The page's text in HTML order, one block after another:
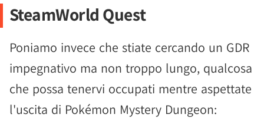
SteamWorld Quest
Poniamo invece che stiate cercando un GDR
impegnativo ma non troppo lungo, qualcosa
che possa tenervi occupati mentre aspettate
l'uscita di Pokémon Mystery Dungeon: